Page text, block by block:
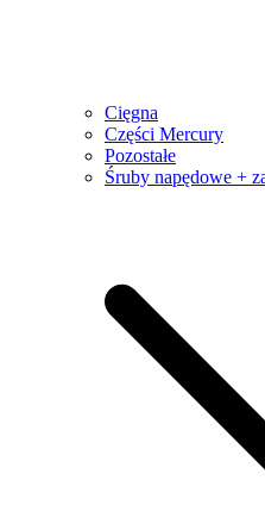
Cięgna
Części Mercury
Pozostałe
Śruby napędowe +